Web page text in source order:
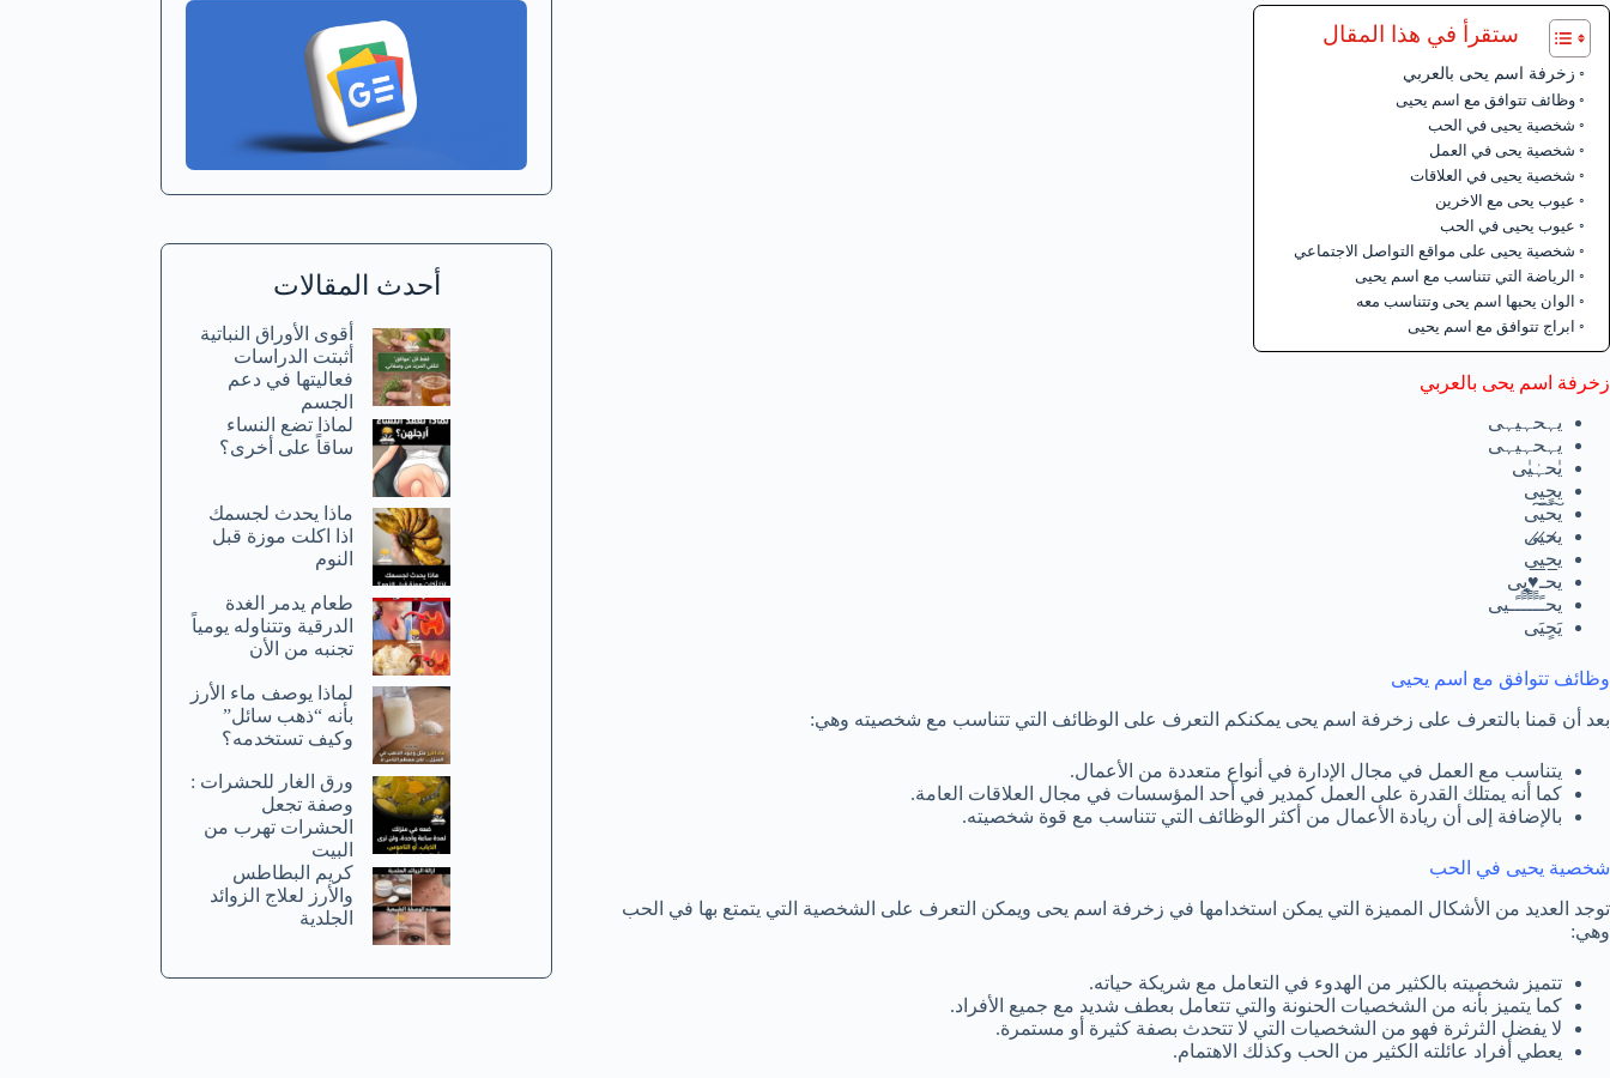
ستقرأ في هذا المقال
زخرفة اسم يحى بالعربي
وظائف تتوافق مع اسم يحيى
شخصية يحيى في الحب
شخصية يحى في العمل
شخصية يحيى في العلاقات
عيوب يحى مع الاخرين
عيوب يحيى في الحب
شخصية يحيى على مواقع التواصل الاجتماعي
الرياضة التي تتناسب مع اسم يحيى
الوان يحبها اسم يحى وتتناسب معه
ابراج تتوافق مع اسم يحيى
زخرفة اسم يحى بالعربي
يہحہيہى
يہحہيہى
يٰحہٰيٰى
يحٍيى
ي͠ح͠ي͠ى
ي̷ح̷ي̷ى
ي̲ح̲ي̲ى
يحـ♥̨̥̬̩يى
يحـًـًًـًًًـًًـًـيى
يَحٍيَى
وظائف تتوافق مع اسم يحيى
بعد أن قمنا بالتعرف على زخرفة اسم يحى يمكنكم التعرف على الوظائف التي تتناسب مع شخصيته وهي:
يتناسب مع العمل في مجال الإدارة في أنواع متعددة من الأعمال.
كما أنه يمتلك القدرة على العمل كمدير في أحد المؤسسات في مجال العلاقات العامة.
بالإضافة إلى أن ريادة الأعمال من أكثر الوظائف التي تتناسب مع قوة شخصيته.
شخصية يحيى في الحب
توجد العديد من الأشكال المميزة التي يمكن استخدامها في زخرفة اسم يحى ويمكن التعرف على الشخصية التي يتمتع بها في الحب
وهي:
تتميز شخصيته بالكثير من الهدوء في التعامل مع شريكة حياته.
كما يتميز بأنه من الشخصيات الحنونة والتي تتعامل بعطف شديد مع جميع الأفراد.
لا يفضل الثرثرة فهو من الشخصيات التي لا تتحدث بصفة كثيرة أو مستمرة.
يعطي أفراد عائلته الكثير من الحب وكذلك الاهتمام.
أحدث المقالات
أقوى الأوراق النباتية
أثبتت الدراسات
فعاليتها في دعم
الجسم
لماذا تضع النساء
ساقاً على أخرى؟
ماذا يحدث لجسمك
اذا اكلت موزة قبل
النوم
طعام يدمر الغدة
الدرقية وتتناوله يومياً
تجنبه من الأن
لماذا يوصف ماء الأرز
بأنه “ذهب سائل”
وكيف تستخدمه؟
ورق الغار للحشرات :
وصفة تجعل
الحشرات تهرب من
البيت
كريم البطاطس
والأرز لعلاج الزوائد
الجلدية